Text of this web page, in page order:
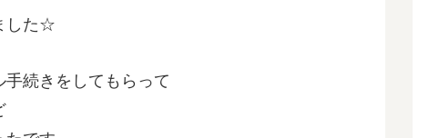
した☆
続きをしてもらって